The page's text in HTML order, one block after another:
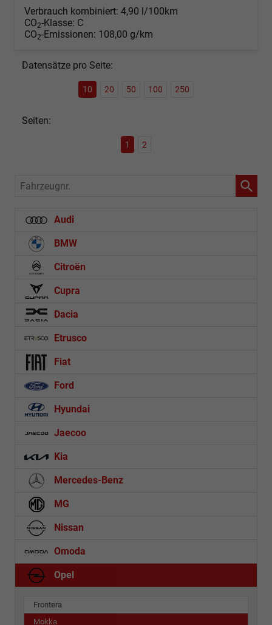
Verbrauch kombiniert: 4,90 l/100km
CO2-Klasse: C
CO2-Emissionen: 108,00 g/km
Datensätze pro Seite:
10 20 50 100 250
Seiten:
1 2
Fahrzeugnr.
Audi
BMW
Citroën
Cupra
Dacia
Etrusco
Fiat
Ford
Hyundai
Jaecoo
Kia
Mercedes-Benz
MG
Nissan
Omoda
Opel
Frontera
Mokka